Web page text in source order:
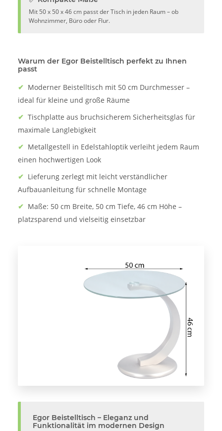
Mit 50 x 50 x 46 cm passt der Tisch in jeden Raum – ob
Wohnzimmer, Büro oder Flur.
Warum der Egor Beistelltisch perfekt zu Ihnen
passt
✔ Moderner Beistelltisch mit 50 cm Durchmesser –
ideal für kleine und große Räume
✔ Tischplatte aus bruchsicherem Sicherheitsglas für
maximale Langlebigkeit
✔ Metallgestell in Edelstahloptik verleiht jedem Raum
einen hochwertigen Look
✔ Lieferung zerlegt mit leicht verständlicher
Aufbauanleitung für schnelle Montage
✔ Maße: 50 cm Breite, 50 cm Tiefe, 46 cm Höhe –
platzsparend und vielseitig einsetzbar
Egor Beistelltisch – Eleganz und
Funktionalität im modernen Design